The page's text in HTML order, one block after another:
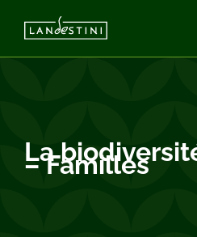
contenuto
La
– Familles